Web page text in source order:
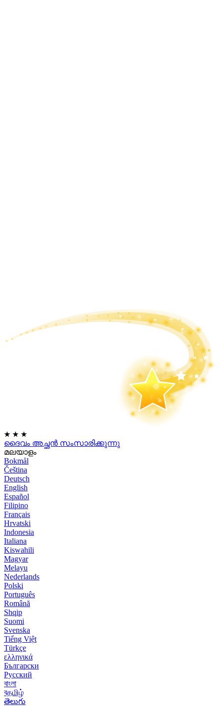
★ ★ ★
ദൈവം അച്ഛൻ സംസാരിക്കുന്നു
മലയാളം
Bokmål
Čeština
Deutsch
English
Español
Filipino
Français
Hrvatski
Indonesia
Italiana
Kiswahili
Magyar
Melayu
Nederlands
Polski
Português
Română
Shqip
Suomi
Svenska
Tiếng Việt
Türkçe
ελληνικά
Български
Русский
বাংলা
বதமிழ்
తెలుగు